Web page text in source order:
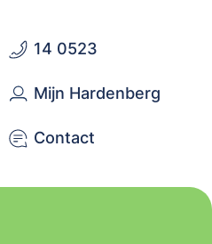
14 0523
Mijn Hardenberg
Contact